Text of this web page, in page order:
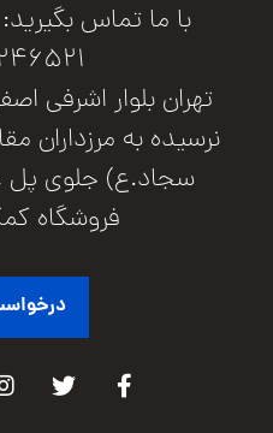
تهران بلوار اشرفی
نرسیده به مرزداران
فروشگاه